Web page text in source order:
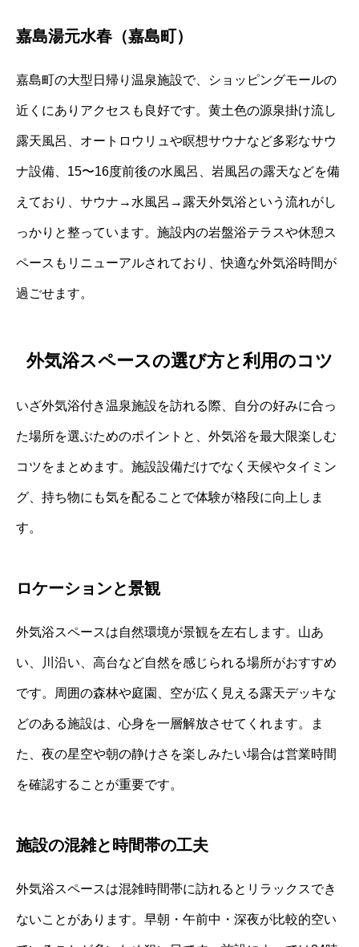
嘉島湯元水春（嘉島町）
嘉島町の大型日帰り温泉施設で、ショッピングモールの
近くにありアクセスも良好です。黄土色の源泉掛け流し
露天風呂、オートロウリュや瞑想サウナなど多彩なサウ
ナ設備、15〜16度前後の水風呂、岩風呂の露天などを備
えており、サウナ→水風呂→露天外気浴という流れがし
っかりと整っています。施設内の岩盤浴テラスや休憩ス
ペースもリニューアルされており、快適な外気浴時間が
過ごせます。
外気浴スペースの選び方と利用のコツ
いざ外気浴付き温泉施設を訪れる際、自分の好みに合っ
た場所を選ぶためのポイントと、外気浴を最大限楽しむ
コツをまとめます。施設設備だけでなく天候やタイミン
グ、持ち物にも気を配ることで体験が格段に向上しま
す。
ロケーションと景観
外気浴スペースは自然環境が景観を左右します。山あ
い、川沿い、高台など自然を感じられる場所がおすすめ
です。周囲の森林や庭園、空が広く見える露天デッキな
どのある施設は、心身を一層解放させてくれます。ま
た、夜の星空や朝の静けさを楽しみたい場合は営業時間
を確認することが重要です。
施設の混雑と時間帯の工夫
外気浴スペースは混雑時間帯に訪れるとリラックスでき
ないことがあります。早朝・午前中・深夜が比較的空い